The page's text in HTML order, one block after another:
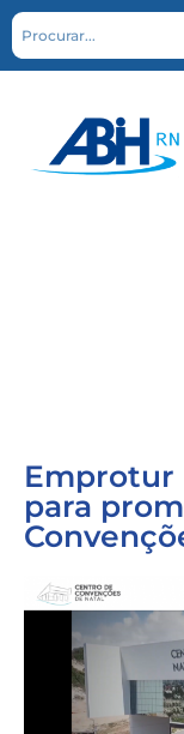
Emprotur
para